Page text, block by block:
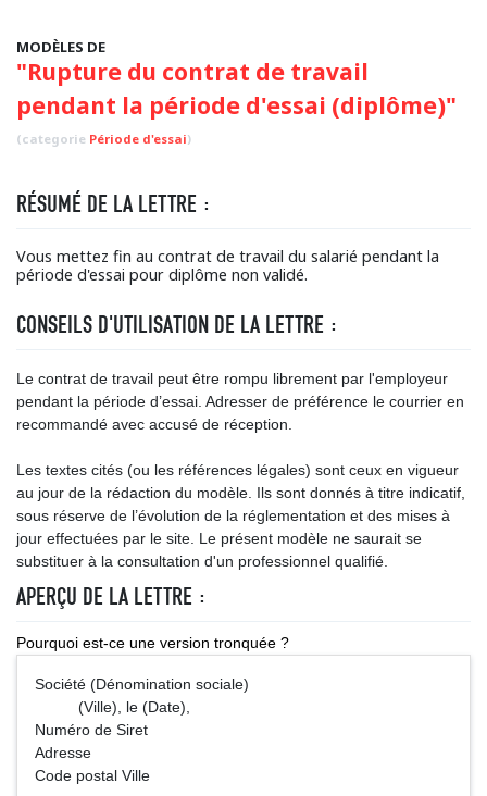
MODÈLES DE
"Rupture du contrat de travail
pendant la période d'essai (diplôme)"
(categorie Période d'essai)
RÉSUMÉ DE LA LETTRE :
Vous mettez fin au contrat de travail du salarié pendant la
période d'essai pour diplôme non validé.
CONSEILS D'UTILISATION DE LA LETTRE :
Le contrat de travail peut être rompu librement par l'employeur
pendant la période d’essai. Adresser de préférence le courrier en
recommandé avec accusé de réception.
Les textes cités (ou les références légales) sont ceux en vigueur
au jour de la rédaction du modèle. Ils sont donnés à titre indicatif,
sous réserve de l’évolution de la réglementation et des mises à
jour effectuées par le site. Le présent modèle ne saurait se
substituer à la consultation d'un professionnel qualifié.
APERÇU DE LA LETTRE :
Pourquoi est-ce une version tronquée ?
Société (Dénomination sociale)
(Ville), le (Date),
Numéro de Siret
Adresse
Code postal Ville